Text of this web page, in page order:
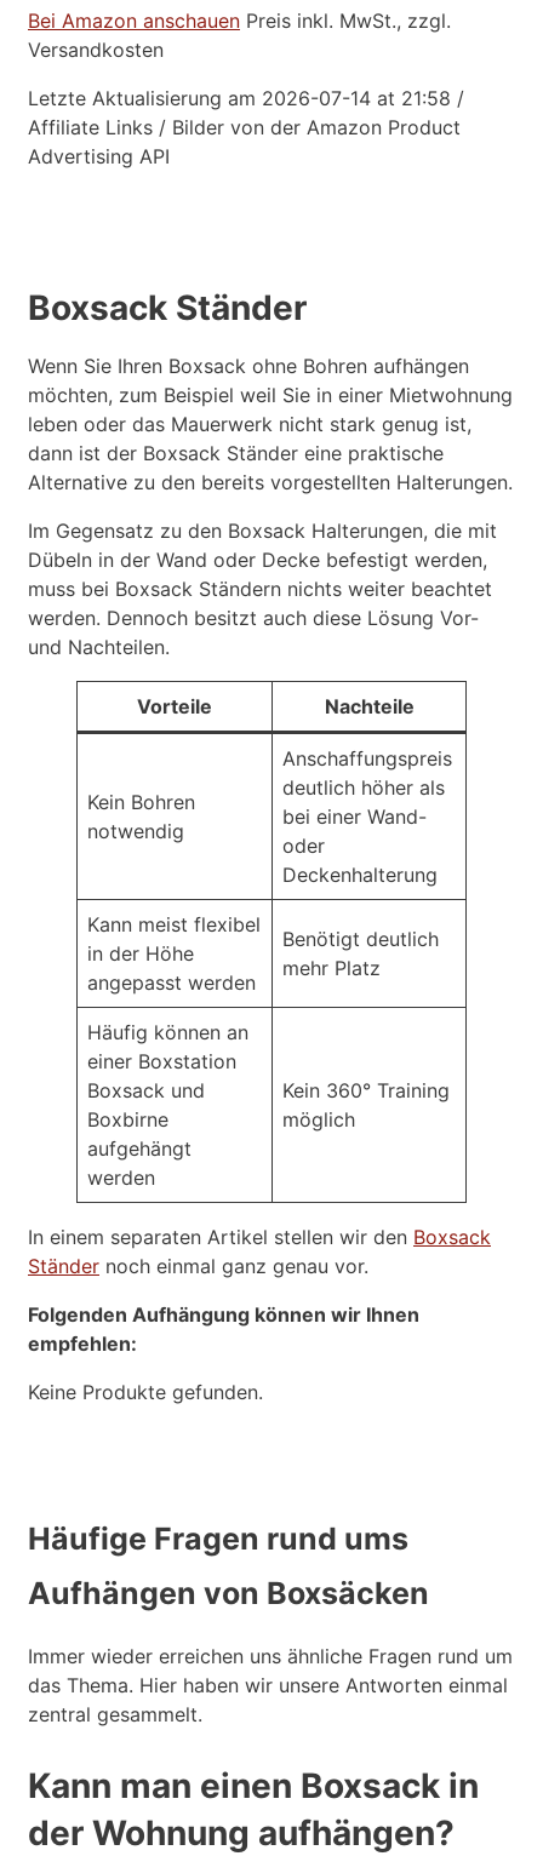
Bei Amazon anschauen Preis inkl. MwSt., zzgl.
Versandkosten
Letzte Aktualisierung am 2026-07-14 at 21:58 /
Affiliate Links / Bilder von der Amazon Product
Advertising API
Boxsack Ständer
Wenn Sie Ihren Boxsack ohne Bohren aufhängen
möchten, zum Beispiel weil Sie in einer Mietwohnung
leben oder das Mauerwerk nicht stark genug ist,
dann ist der Boxsack Ständer eine praktische
Alternative zu den bereits vorgestellten Halterungen.
Im Gegensatz zu den Boxsack Halterungen, die mit
Dübeln in der Wand oder Decke befestigt werden,
muss bei Boxsack Ständern nichts weiter beachtet
werden. Dennoch besitzt auch diese Lösung Vor-
und Nachteilen.
Vorteile Nachteile
Kein Bohren
notwendig
Anschaffungspreis
deutlich höher als
bei einer Wand-
oder
Deckenhalterung
Kann meist flexibel
in der Höhe
angepasst werden
Benötigt deutlich
mehr Platz
Häufig können an
einer Boxstation
Boxsack und
Boxbirne
aufgehängt
werden
Kein 360° Training
möglich
In einem separaten Artikel stellen wir den Boxsack
Ständer noch einmal ganz genau vor.
Folgenden Aufhängung können wir Ihnen
empfehlen:
Keine Produkte gefunden.
Häufige Fragen rund ums
Aufhängen von Boxsäcken
Immer wieder erreichen uns ähnliche Fragen rund um
das Thema. Hier haben wir unsere Antworten einmal
zentral gesammelt.
Kann man einen Boxsack in
der Wohnung aufhängen?